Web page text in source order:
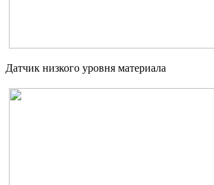
Датчик низкого уровня материала